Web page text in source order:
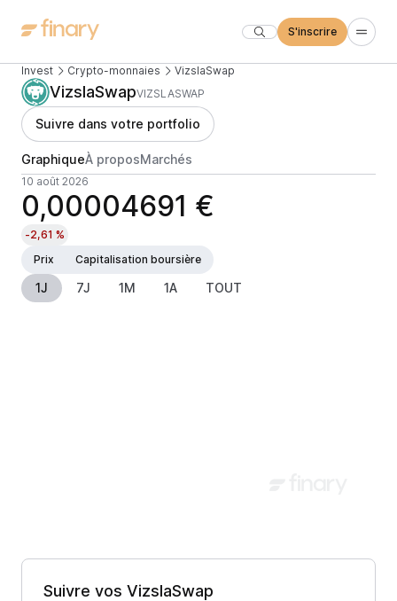
S'inscrire
Invest Crypto-monnaies VizslaSwap
VizslaSwapVIZSLASWAP
Suivre dans votre portfolio
GraphiqueÀ proposMarchés
10 août 2026
0,00004691 €
-2,61 %
Prix
Capitalisation boursière
1J 7J 1M 1A TOUT
Suivre vos VizslaSwap